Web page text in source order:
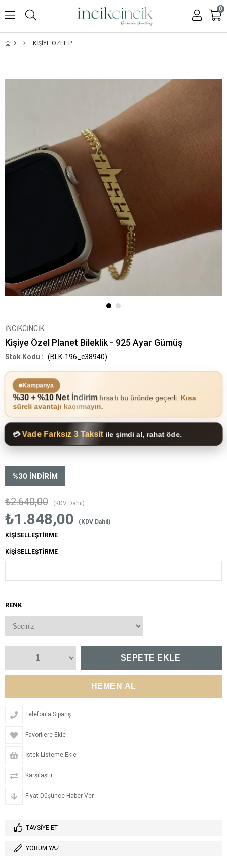
0
KIŞIYE ÖZEL PLANET BILEKLIK - 925 AYAR GÜMÜŞ
İNCİKCİNCİK
Kişiye Özel Planet Bileklik - 925 Ayar Gümüş
(BLK-196_c38940)
Kampanya
%30 + %10 Net İndirimfırsatı bu üründe geçerli. Kısa
süreli avantajı kaçırmayın.
💳Vade Farksız 3 Taksitile şimdi al, rahat öde.
%30 İNDIRIM
₺2.640,00 (KDV Dahil)
₺1.848,00
(KDV Dahil)
KİŞİSELLEŞTİRME
KİŞİSELLEŞTİRME
RENK
Telefonla Sipariş
Favorilere Ekle
İstek Listeme Ekle
Karşılaştır
Fiyat Düşünce Haber Ver
TAVSIYE ET
YORUM YAZ